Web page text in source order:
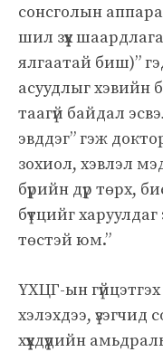
сонсголын
шил зүүх
ялгаатай биш)”
асуудлыг хэвийн
таагүй байдал
эвддэг” гэж
зохиол, хэвлэл
бүрийн дүр төрх,
бүтцийг
төстэй юм.”
ҮХЦГ-ын
хэлэхдээ,
хүүхдүүдийн